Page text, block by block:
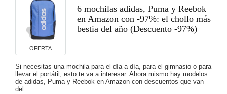
OFERTA
6 mochilas adidas, Puma y Reebok
en Amazon con -97%: el chollo más
bestia del año (Descuento -97%)
Si necesitas una mochila para el día a día, para el gimnasio o para
llevar el portátil, esto te va a interesar. Ahora mismo hay modelos
de adidas, Puma y Reebok en Amazon con descuentos que van
del ...